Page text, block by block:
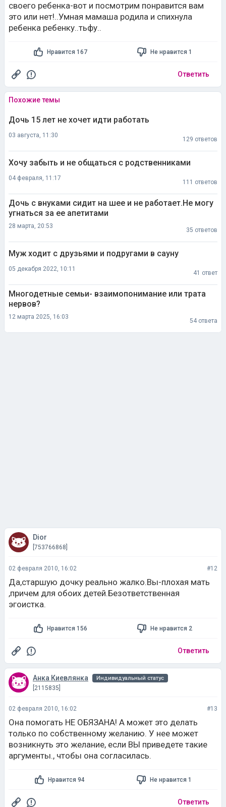
своего ребенка-вот и посмотрим понравится вам
это или нет!..Умная мамаша родила и спихнула
ребенка ребенку..тьфу..
Нравится 167 Не нравится 1
Ответить
Похожие темы
Дочь 15 лет не хочет идти работать
03 августа, 11:30
129 ответов
Хочу забыть и не общаться с родственниками
04 февраля, 11:17
111 ответов
Дочь с внуками сидит на шее и не работает.Не могу
угнаться за ее апетитами
28 марта, 20:53
35 ответов
Муж ходит с друзьями и подругами в сауну
05 декабря 2022, 10:11
41 ответ
Многодетные семьи- взаимопонимание или трата
нервов?
12 марта 2025, 16:03
54 ответа
Dior
[753766868]
02 февраля 2010, 16:02 #12
Да,старшую дочку реально жалко.Вы-плохая мать
,причем для обоих детей.Безответственная
эгоистка.
Нравится 156 Не нравится 2
Ответить
Анка Киевлянка Индивидуальный статус
[2115835]
02 февраля 2010, 16:02 #13
Она помогать НЕ ОБЯЗАНА! А может это делать
только по собственному желанию. У нее может
возникнуть это желание, если ВЫ приведете такие
аргументы., чтобы она согласилась.
Нравится 94 Не нравится 1
Ответить